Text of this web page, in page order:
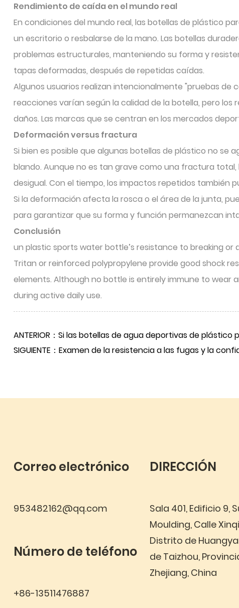
Rendimiento de caída en el mundo real
En condiciones del mundo real, las botellas de plástico
un escritorio o resbalarse de la mano. Las botellas
problemas estructurales, manteniendo su forma y
tapas deformadas, después de repetidas caídas.
Algunos usuarios realizan intencionalmente "pruebas de
reacciones varían según la calidad de la botella, pero
daños. Las marcas que se centran en los mercados
Deformación versus fractura
Si bien es posible que algunas botellas de plástico no
blando. Aunque no es tan grave como una fractura
desigual. Con el tiempo, los impactos repetidos también
Si la deformación afecta la rosca o el área de la junta,
para garantizar que su forma y función permanezcan
Conclusión
un plastic sports water bottle’s resistance to breaking
Tritan or reinforced polypropylene provide good shock
elements. Although no bottle is entirely immune to wear
during active daily use.
ANTERIOR：Si las botellas de agua deportivas de
SIGUIENTE：Examen de la resistencia a las fugas y la
Correo electrónico
953482162@qq.com
Número de teléfono
+86-13511476887
DIRECCIÓN
Sala 401, Edificio 9,
Moulding, Calle
Distrito de
de Taizhou,
Zhejiang, China